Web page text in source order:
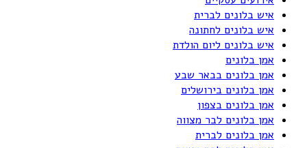
איש בלונים לברית
איש בלונים לחתונה
איש בלונים ליום הולדת
אמן בלונים
אמן בלונים בבאר שבע
אמן בלונים בירושלים
אמן בלונים בצפון
אמן בלונים לבר מצווה
אמן בלונים לברית